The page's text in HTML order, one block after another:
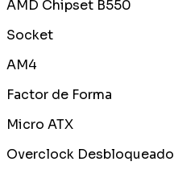
AMD Chipset B550
Socket
AM4
Factor de Forma
Micro ATX
Overclock Desbloqueado